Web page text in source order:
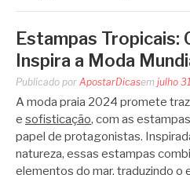
Estampas Tropicais:
Inspira a Moda
Publicado por ApostarDicasem julho
A moda praia 2024 promete
e sofisticação, com as
papel de protagonistas.
natureza, essas estampas
elementos do mar, traduzindo o